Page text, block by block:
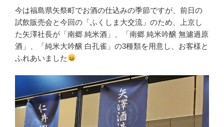
今は福島県矢祭町でお酒の仕込みの季節ですが、前日の
試飲販売会と今回の「ふくしま大交流」のため、上京し
た矢澤社長が「南郷 純米酒」、「南郷 純米吟醸 無濾過原
酒」、「純米大吟醸 白孔雀」の3種類を用意し、お客様と
ふれあいました